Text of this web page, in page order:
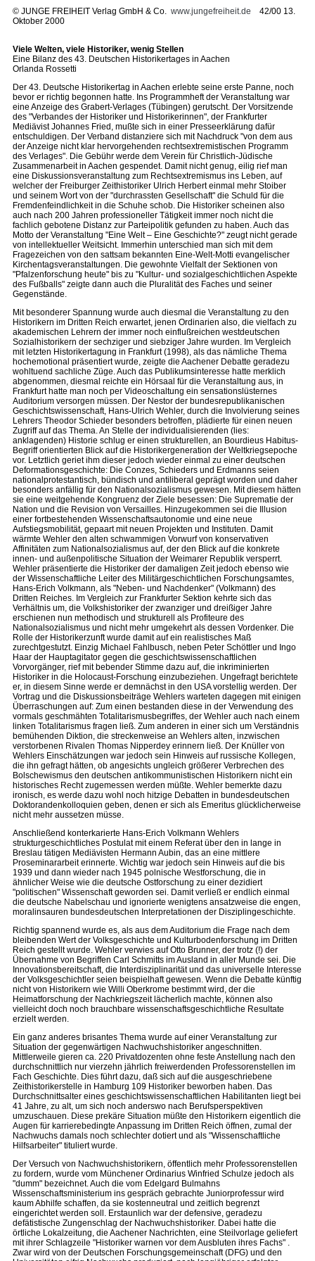
© JUNGE FREIHEIT Verlag GmbH & Co. www.jungefreiheit.de 42/00 13.
Oktober 2000
Viele Welten, viele Historiker, wenig Stellen
Eine Bilanz des 43. Deutschen Historikertages in Aachen
Orlanda Rossetti
Der 43. Deutsche Historikertag in Aachen erlebte seine erste Panne, noch
bevor er richtig begonnen hatte. Ins Programmheft der Veranstaltung war
eine Anzeige des Grabert-Verlages (Tübingen) gerutscht. Der Vorsitzende
des "Verbandes der Historiker und Historikerinnen", der Frankfurter
Mediävist Johannes Fried, mußte sich in einer Presseerklärung dafür
entschuldigen. Der Verband distanziere sich mit Nachdruck "von dem aus
der Anzeige nicht klar hervorgehenden rechtsextremistischen Programm
des Verlages". Die Gebühr werde dem Verein für Christlich-Jüdische
Zusammenarbeit in Aachen gespendet. Damit nicht genug, eilig rief man
eine Diskussionsveranstaltung zum Rechtsextremismus ins Leben, auf
welcher der Freiburger Zeithistoriker Ulrich Herbert einmal mehr Stoiber
und seinem Wort von der "durchrassten Gesellschaft" die Schuld für die
Fremdenfeindlichkeit in die Schuhe schob. Die Historiker scheinen also
auch nach 200 Jahren professioneller Tätigkeit immer noch nicht die
fachlich gebotene Distanz zur Parteipolitik gefunden zu haben. Auch das
Motto der Veranstaltung "Eine Welt – Eine Geschichte?" zeugt nicht gerade
von intellektueller Weitsicht. Immerhin unterschied man sich mit dem
Fragezeichen von den sattsam bekannten Eine-Welt-Motti evangelischer
Kirchentagsveranstaltungen. Die gewohnte Vielfalt der Sektionen von
"Pfalzenforschung heute" bis zu "Kultur- und sozialgeschichtlichen Aspekte
des Fußballs" zeigte dann auch die Pluralität des Faches und seiner
Gegenstände.
Mit besonderer Spannung wurde auch diesmal die Veranstaltung zu den
Historikern im Dritten Reich erwartet, jenen Ordinarien also, die vielfach zu
akademischen Lehrern der immer noch einflußreichen westdeutschen
Sozialhistorikern der sechziger und siebziger Jahre wurden. Im Vergleich
mit letzten Historikertagung in Frankfurt (1998), als das nämliche Thema
hochemotional präsentiert wurde, zeigte die Aachener Debatte geradezu
wohltuend sachliche Züge. Auch das Publikumsinteresse hatte merklich
abgenommen, diesmal reichte ein Hörsaal für die Veranstaltung aus, in
Frankfurt hatte man noch per Videoschaltung ein sensationslüsternes
Auditorium versorgen müssen. Der Nestor der bundesrepublikanischen
Geschichtswissenschaft, Hans-Ulrich Wehler, durch die Involvierung seines
Lehrers Theodor Schieder besonders betroffen, plädierte für einen neuen
Zugriff auf das Thema. An Stelle der individualisierenden (lies:
anklagenden) Historie schlug er einen strukturellen, an Bourdieus Habitus-
Begriff orientierten Blick auf die Historikergeneration der Weltkriegsepoche
vor. Letztlich geriet ihm dieser jedoch wieder einmal zu einer deutschen
Deformationsgeschichte: Die Conzes, Schieders und Erdmanns seien
nationalprotestantisch, bündisch und antiliberal geprägt worden und daher
besonders anfällig für den Nationalsozialismus gewesen. Mit diesem hätten
sie eine weitgehende Kongruenz der Ziele besessen: Die Suprematie der
Nation und die Revision von Versailles. Hinzugekommen sei die Illusion
einer fortbestehenden Wissenschaftsautonomie und eine neue
Aufstiegsmobilität, gepaart mit neuen Projekten und Instituten. Damit
wärmte Wehler den alten schwammigen Vorwurf von konservativen
Affinitäten zum Nationalsozialismus auf, der den Blick auf die konkrete
innen- und außenpolitische Situation der Weimarer Republik versperrt.
Wehler präsentierte die Historiker der damaligen Zeit jedoch ebenso wie
der Wissenschaftliche Leiter des Militärgeschichtlichen Forschungsamtes,
Hans-Erich Volkmann, als "Neben- und Nachdenker" (Volkmann) des
Dritten Reiches. Im Vergleich zur Frankfurter Sektion kehrte sich das
Verhältnis um, die Volkshistoriker der zwanziger und dreißiger Jahre
erschienen nun methodisch und strukturell als Profiteure des
Nationalsozialismus und nicht mehr umgekehrt als dessen Vordenker. Die
Rolle der Historikerzunft wurde damit auf ein realistisches Maß
zurechtgestutzt. Einzig Michael Fahlbusch, neben Peter Schöttler und Ingo
Haar der Hauptagitator gegen die geschichtswissenschaftlichen
Vorvorgänger, rief mit bebender Stimme dazu auf, die inkriminierten
Historiker in die Holocaust-Forschung einzubeziehen. Ungefragt berichtete
er, in diesem Sinne werde er demnächst in den USA vorstellig werden. Der
Vortrag und die Diskussionsbeiträge Wehlers warteten dagegen mit einigen
Überraschungen auf: Zum einen bestanden diese in der Verwendung des
vormals geschmähten Totalitarismusbegriffes, der Wehler auch nach einem
linken Totalitarismus fragen ließ. Zum anderen in einer sich um Verständnis
bemühenden Diktion, die streckenweise an Wehlers alten, inzwischen
verstorbenen Rivalen Thomas Nipperdey erinnern ließ. Der Knüller von
Wehlers Einschätzungen war jedoch sein Hinweis auf russische Kollegen,
die ihn gefragt hätten, ob angesichts ungleich größerer Verbrechen des
Bolschewismus den deutschen antikommunistischen Historikern nicht ein
historisches Recht zugemessen werden müßte. Wehler bemerkte dazu
ironisch, es werde dazu wohl noch hitzige Debatten in bundesdeutschen
Doktorandenkolloquien geben, denen er sich als Emeritus glücklicherweise
nicht mehr aussetzen müsse.
Anschließend konterkarierte Hans-Erich Volkmann Wehlers
strukturgeschichtliches Postulat mit einem Referat über den in lange in
Breslau tätigen Mediävisten Hermann Aubin, das an eine mittlere
Proseminararbeit erinnerte. Wichtig war jedoch sein Hinweis auf die bis
1939 und dann wieder nach 1945 polnische Westforschung, die in
ähnlicher Weise wie die deutsche Ostforschung zu einer dezidiert
"politischen" Wissenschaft geworden sei. Damit verließ er endlich einmal
die deutsche Nabelschau und ignorierte wenigtens ansatzweise die engen,
moralinsauren bundesdeutschen Interpretationen der Disziplingeschichte.
Richtig spannend wurde es, als aus dem Auditorium die Frage nach dem
bleibenden Wert der Volksgeschichte und Kulturbodenforschung im Dritten
Reich gestellt wurde. Wehler verwies auf Otto Brunner, der trotz (!) der
Übernahme von Begriffen Carl Schmitts im Ausland in aller Munde sei. Die
Innovationsbereitschaft, die Interdisziplinarität und das universelle Interesse
der Volksgeschichtler seien beispielhaft gewesen. Wenn die Debatte künftig
nicht von Historikern wie Willi Oberkrome bestimmt wird, der die
Heimatforschung der Nachkriegszeit lächerlich machte, können also
vielleicht doch noch brauchbare wissenschaftsgeschichtliche Resultate
erzielt werden.
Ein ganz anderes brisantes Thema wurde auf einer Veranstaltung zur
Situation der gegenwärtigen Nachwuchshistoriker angeschnitten.
Mittlerweile gieren ca. 220 Privatdozenten ohne feste Anstellung nach den
durchschnittlich nur vierzehn jährlich freiwerdenden Professorenstellen im
Fach Geschichte. Dies führt dazu, daß sich auf die ausgeschriebene
Zeithistorikerstelle in Hamburg 109 Historiker beworben haben. Das
Durchschnittsalter eines geschichtswissenschaftlichen Habilitanten liegt bei
41 Jahre, zu alt, um sich noch anderswo nach Berufsperspektiven
umzuschauen. Diese prekäre Situation müßte den Historikern eigentlich die
Augen für karrierebedingte Anpassung im Dritten Reich öffnen, zumal der
Nachwuchs damals noch schlechter dotiert und als "Wissenschaftliche
Hilfsarbeiter" tituliert wurde.
Der Versuch von Nachwuchshistorikern, öffentlich mehr Professorenstellen
zu fordern, wurde vom Münchener Ordinarius Winfried Schulze jedoch als
"dumm" bezeichnet. Auch die vom Edelgard Bulmahns
Wissenschaftsministerium ins gespräch gebrachte Juniorprofessur wird
kaum Abhilfe schaffen, da sie kostenneutral und zeitlich begrenzt
eingerichtet werden soll. Erstaunlich war der defensive, geradezu
defätistische Zungenschlag der Nachwuchshistoriker. Dabei hatte die
örtliche Lokalzeitung, die Aachener Nachrichten, eine Steilvorlage geliefert
mit ihrer Schlagzeile "Historiker warnen vor dem Ausbluten ihres Fachs" .
Zwar wird von der Deutschen Forschungsgemeinschaft (DFG) und den